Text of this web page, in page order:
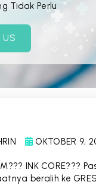
Tidak Perlu
US
OKTOBER 9,
INK CORE???
beralih ke